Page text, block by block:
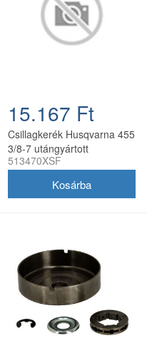
15.167 Ft
Csillagkerék Husqvarna 455
3/8-7 utángyártott
513470XSF